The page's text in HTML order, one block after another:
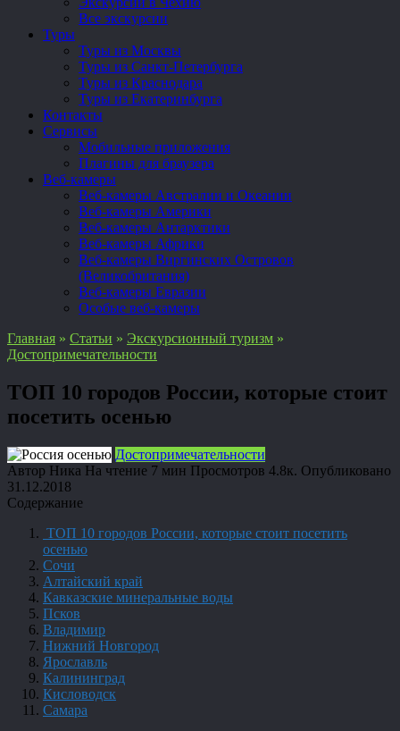
Все экскурсии
Туры
Туры из Москвы
Туры из Санкт-Петербурга
Туры из Краснодара
Туры из Екатеринбурга
Контакты
Сервисы
Мобильные приложения
Плагины для браузера
Веб-камеры
Веб-камеры Австралии и Океании
Веб-камеры Америки
Веб-камеры Антарктики
Веб-камеры Африки
Веб-камеры Виргинских Островов
(Великобритания)
Веб-камеры Евразии
Особые веб-камеры
Главная » Статьи » Экскурсионный туризм »
Достопримечательности
ТОП 10 городов России, которые стоит
посетить осенью
Достопримечательности
Автор Ника На чтение 7 мин Просмотров 4.8к. Опубликовано
31.12.2018
Содержание
ТОП 10 городов России, которые стоит посетить
осенью
Сочи
Алтайский край
Кавказские минеральные воды
Псков
Владимир
Нижний Новгород
Ярославль
Калининград
Кисловодск
Самара